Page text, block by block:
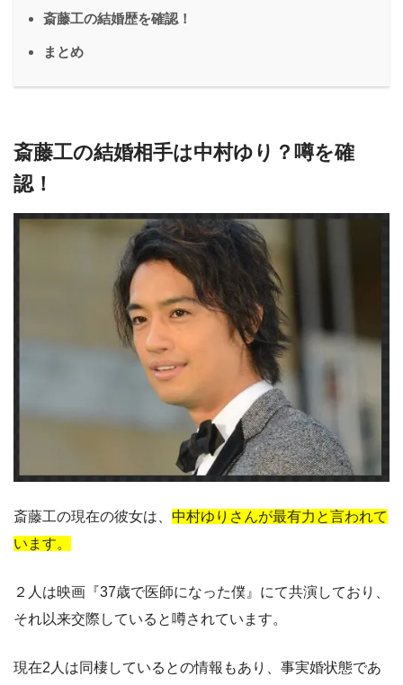
斎藤工の結婚歴を確認！
まとめ
斎藤工の結婚相手は中村ゆり？噂を確
認！
斎藤工の現在の彼女は、 中村ゆりさんが最有力と言われて
います。
２人は映画『37歳で医師になった僕』にて共演しており、
それ以来交際していると噂されています。
現在2人は同棲しているとの情報もあり、事実婚状態であ